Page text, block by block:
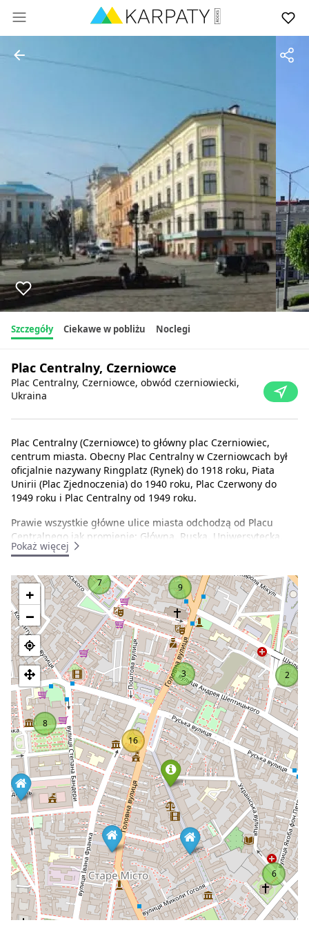
Szczegóły Ciekawe w pobliżu Noclegi
Plac Centralny, Czerniowce
Plac Centralny, Czerniowce, obwód czerniowiecki,
Ukraina
Plac Centralny (Czerniowce) to główny plac Czerniowiec,
centrum miasta. Obecny Plac Centralny w Czerniowcach był
oficjalnie nazywany Ringplatz (Rynek) do 1918 roku, Piata
Unirii (Plac Zjednoczenia) do 1940 roku, Plac Czerwony do
1949 roku i Plac Centralny od 1949 roku.
Prawie wszystkie główne ulice miasta odchodzą od Placu
Centralnego jak promienie: Główna, Ruska, Uniwersytecka,
Iwana Franki, Olgi Kobylańskiej, a także ulice Mihai Eminescu
Czerniowiec przebiegała linia tramwajowa, łącząca północną i
południową część miasta. Od 1966 r. głównym środkiem
transportu publicznego w mieście jest trolejbus.
Trolejbus jako środek transportu zaczął być używany w
Czerniowcach w 1939 roku.
Pokaż więcej
2
9
7
3
8
16
6
+
−